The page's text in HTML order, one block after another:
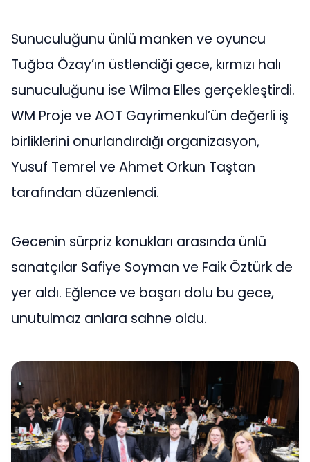
Sunuculuğunu ünlü manken ve oyuncu
Tuğba Özay’ın üstlendiği gece, kırmızı halı
sunuculuğunu ise Wilma Elles gerçekleştirdi.
WM Proje ve AOT Gayrimenkul’ün değerli iş
birliklerini onurlandırdığı organizasyon,
Yusuf Temrel ve Ahmet Orkun Taştan
tarafından düzenlendi.
Gecenin sürpriz konukları arasında ünlü
sanatçılar Safiye Soyman ve Faik Öztürk de
yer aldı. Eğlence ve başarı dolu bu gece,
unutulmaz anlara sahne oldu.